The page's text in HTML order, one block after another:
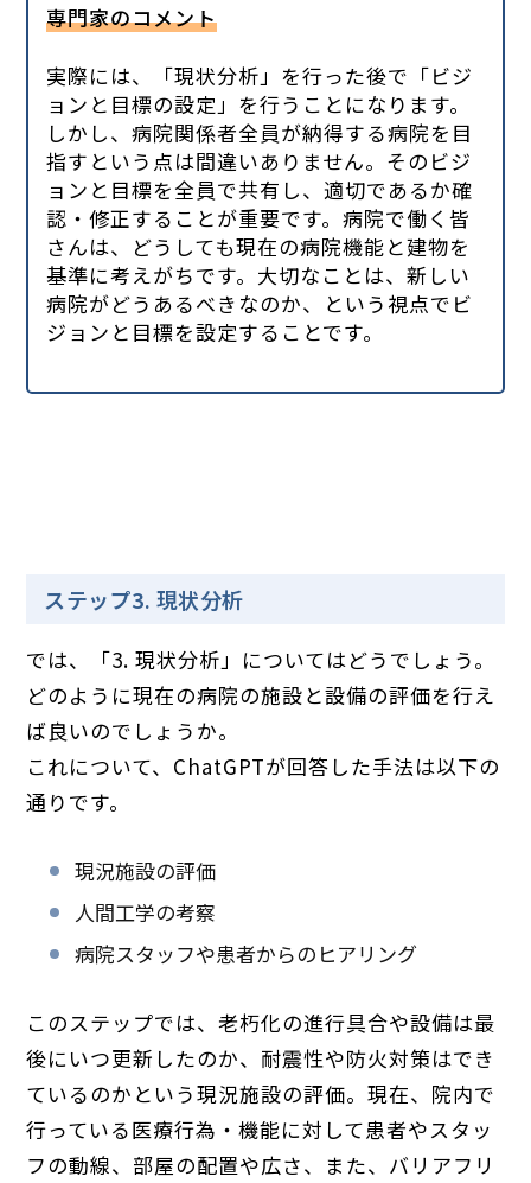
専門家のコメント
実際には、「現状分析」を行った後で「ビジ
ョンと目標の設定」を行うことになります。
しかし、病院関係者全員が納得する病院を目
指すという点は間違いありません。そのビジ
ョンと目標を全員で共有し、適切であるか確
認・修正することが重要です。病院で働く皆
さんは、どうしても現在の病院機能と建物を
基準に考えがちです。大切なことは、新しい
病院がどうあるべきなのか、という視点でビ
ジョンと目標を設定することです。
ステップ3. 現状分析
では、「3. 現状分析」についてはどうでしょう。
どのように現在の病院の施設と設備の評価を行え
ば良いのでしょうか。
これについて、ChatGPTが回答した手法は以下の
通りです。
現況施設の評価
人間工学の考察
病院スタッフや患者からのヒアリング
このステップでは、老朽化の進行具合や設備は最
後にいつ更新したのか、耐震性や防火対策はでき
ているのかという現況施設の評価。現在、院内で
行っている医療行為・機能に対して患者やスタッ
フの動線、部屋の配置や広さ、また、バリアフリ